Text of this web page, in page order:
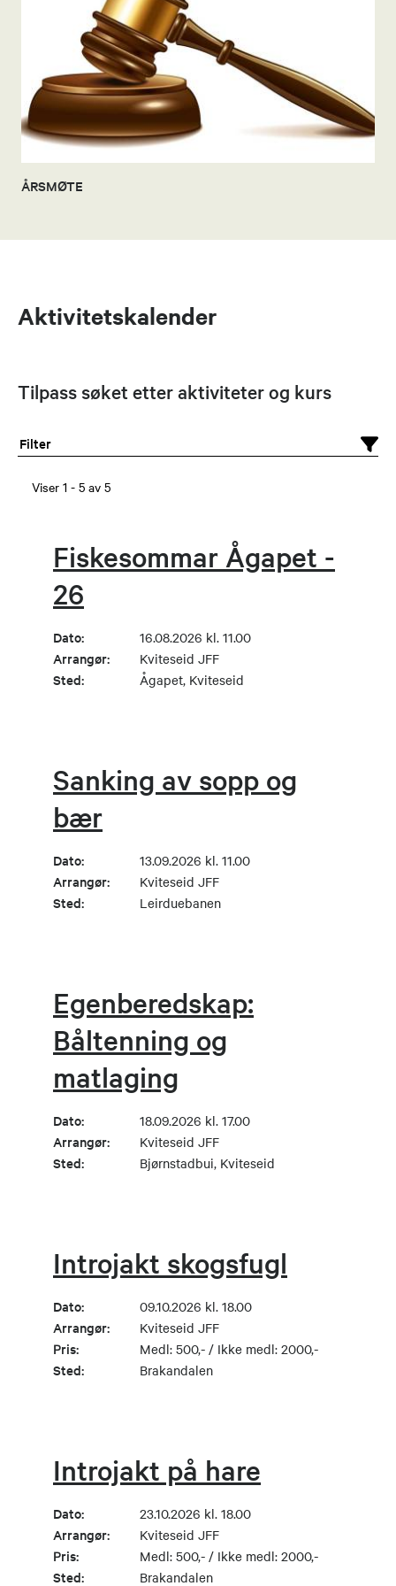
ÅRSMØTE
Aktivitetskalender
Tilpass søket etter aktiviteter og kurs
Filter
Viser 1 - 5 av 5
Fiskesommar Ågapet -
26
Dato: 16.08.2026 kl. 11.00
Arrangør: Kviteseid JFF
Sted: Ågapet, Kviteseid
Sanking av sopp og
bær
Dato: 13.09.2026 kl. 11.00
Arrangør: Kviteseid JFF
Sted: Leirduebanen
Egenberedskap:
Båltenning og
matlaging
Dato: 18.09.2026 kl. 17.00
Arrangør: Kviteseid JFF
Sted: Bjørnstadbui, Kviteseid
Introjakt skogsfugl
Dato: 09.10.2026 kl. 18.00
Arrangør: Kviteseid JFF
Pris: Medl: 500,- / Ikke medl: 2000,-
Sted: Brakandalen
Introjakt på hare
Dato: 23.10.2026 kl. 18.00
Arrangør: Kviteseid JFF
Pris: Medl: 500,- / Ikke medl: 2000,-
Sted: Brakandalen